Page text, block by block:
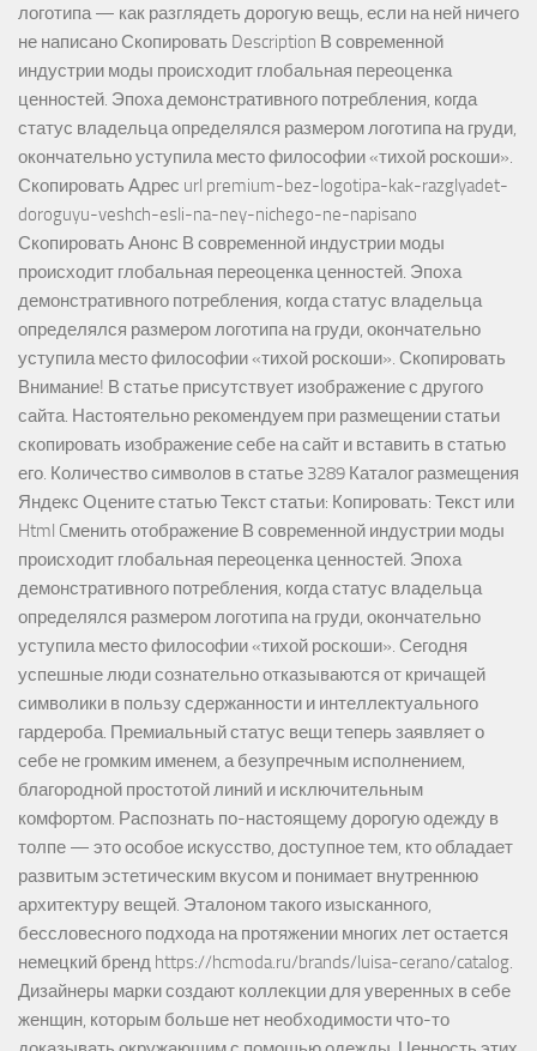
логотипа — как разглядеть дорогую вещь, если на ней ничего
не написано Скопировать Description В современной
индустрии моды происходит глобальная переоценка
ценностей. Эпоха демонстративного потребления, когда
статус владельца определялся размером логотипа на груди,
окончательно уступила место философии «тихой роскоши».
Скопировать Адрес url premium-bez-logotipa-kak-razglyadet-
doroguyu-veshch-esli-na-ney-nichego-ne-napisano
Скопировать Анонс В современной индустрии моды
происходит глобальная переоценка ценностей. Эпоха
демонстративного потребления, когда статус владельца
определялся размером логотипа на груди, окончательно
уступила место философии «тихой роскоши». Скопировать
Внимание! В статье присутствует изображение с другого
сайта. Настоятельно рекомендуем при размещении статьи
скопировать изображение себе на сайт и вставить в статью
его. Количество символов в статье 3289 Каталог размещения
Яндекс Оцените статью Текст статьи: Копировать: Текст или
Html Cменить отображение В современной индустрии моды
происходит глобальная переоценка ценностей. Эпоха
демонстративного потребления, когда статус владельца
определялся размером логотипа на груди, окончательно
уступила место философии «тихой роскоши». Сегодня
успешные люди сознательно отказываются от кричащей
символики в пользу сдержанности и интеллектуального
гардероба. Премиальный статус вещи теперь заявляет о
себе не громким именем, а безупречным исполнением,
благородной простотой линий и исключительным
комфортом. Распознать по-настоящему дорогую одежду в
толпе — это особое искусство, доступное тем, кто обладает
развитым эстетическим вкусом и понимает внутреннюю
архитектуру вещей. Эталоном такого изысканного,
бессловесного подхода на протяжении многих лет остается
немецкий бренд https://hcmoda.ru/brands/luisa-cerano/catalog.
Дизайнеры марки создают коллекции для уверенных в себе
женщин, которым больше нет необходимости что-то